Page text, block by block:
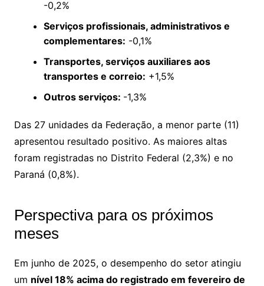
-0,2%
Serviços profissionais, administrativos e
complementares: -0,1%
Transportes, serviços auxiliares aos
transportes e correio: +1,5%
Outros serviços: -1,3%
Das 27 unidades da Federação, a menor parte (11)
apresentou resultado positivo. As maiores altas
foram registradas no Distrito Federal (2,3%) e no
Paraná (0,8%).
Perspectiva para os próximos
meses
Em junho de 2025, o desempenho do setor atingiu
um nível 18% acima do registrado em fevereiro de